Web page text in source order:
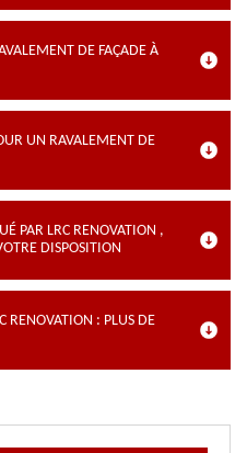
DE FAÇADE À
UN RAVALEMENT DE
PAR LRC RENOVATION ,
DISPOSITION
RENOVATION : PLUS DE